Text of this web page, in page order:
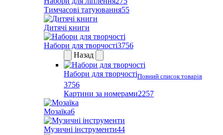
Тимчасові татуювання55
Дитячі книги
Набори для творчості3756
Назад
Набори для творчостіПовний список товарів
3756
Картини за номерами2257
Мозаїка6
Музичні інструменти44